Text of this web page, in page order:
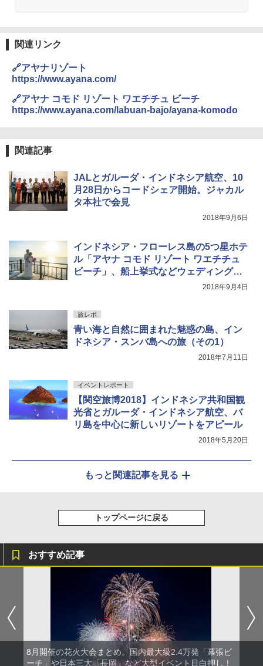
￥8,991
Coleman(コールマン) ツーリングドーム/LD
収納 コンパクト 簡単設営 カンガルーテント
ソロキャンプ ソロテント
￥20,718
熊撃退スプレー 熊よけスプレー 熊スプレー
送
￥3,680
￥6,459
ポインターライト 強力 小型 緑色/赤色/青紫色
可能 安全ロック付き 高安全性 金属製耐久 コ
ンパクト多機能設計 持ち運び便利 アウトド
ア/オフィス/教育現場/展示会用 緑
関連リンク
🔗アヤナリゾート
https://www.ayana.com/
🔗アヤナ コモド リゾート ワエチチュ ビーチ
https://www.ayana.com/labuan-bajo/ayana-komodo
関連記事
JALとガルーダ・インドネシア航空、10
月28日からコードシェア開始。ジャカル
タ本社で会見
2018年9月6日
インドネシア・フローレス島の5つ星ホテ
ル「アヤナ コモド リゾート ワエチチュ
ビーチ」、船上挙式などウェディングプ
2018年9月4日
旅レポ
青い海と自然に囲まれた魅惑の島、イン
ドネシア・スンバ島への旅（その1）
2018年7月11日
イベントレポート
【関空旅博2018】インドネシア共和国観
光省とガルーダ・インドネシア航空、バ
リ島を中心に新しいリゾートをアピール
2018年5月20日
もっと関連記事を見る
トップページに戻る
おすすめ記事
8月開催の花火大会まとめ。国内最大級2.4万発「幕張ビ
ーチ」や日本三大「長岡」など大型イベント目白押し！